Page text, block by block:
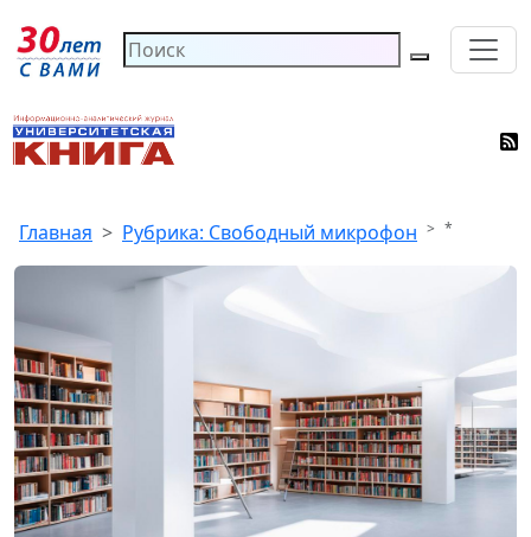
Главная Рубрика: Свободный микрофон *